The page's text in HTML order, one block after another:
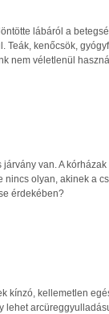
lábáról a
Teák, kenőcsök,
nem véletlenül
járvány van. A
nincs olyan, akinek a
érdekében?
kínzó, kellemetlen
lehet